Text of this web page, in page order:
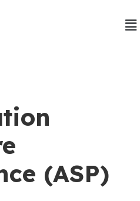
(ASP)